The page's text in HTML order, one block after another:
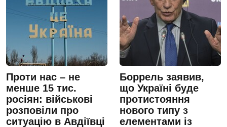
Проти нас – не
менше 15 тис.
росіян: військові
розповіли про
ситуацію в Авдіївці
Боррель заявив,
що Україні буде
протистояння
нового типу з
елементами із